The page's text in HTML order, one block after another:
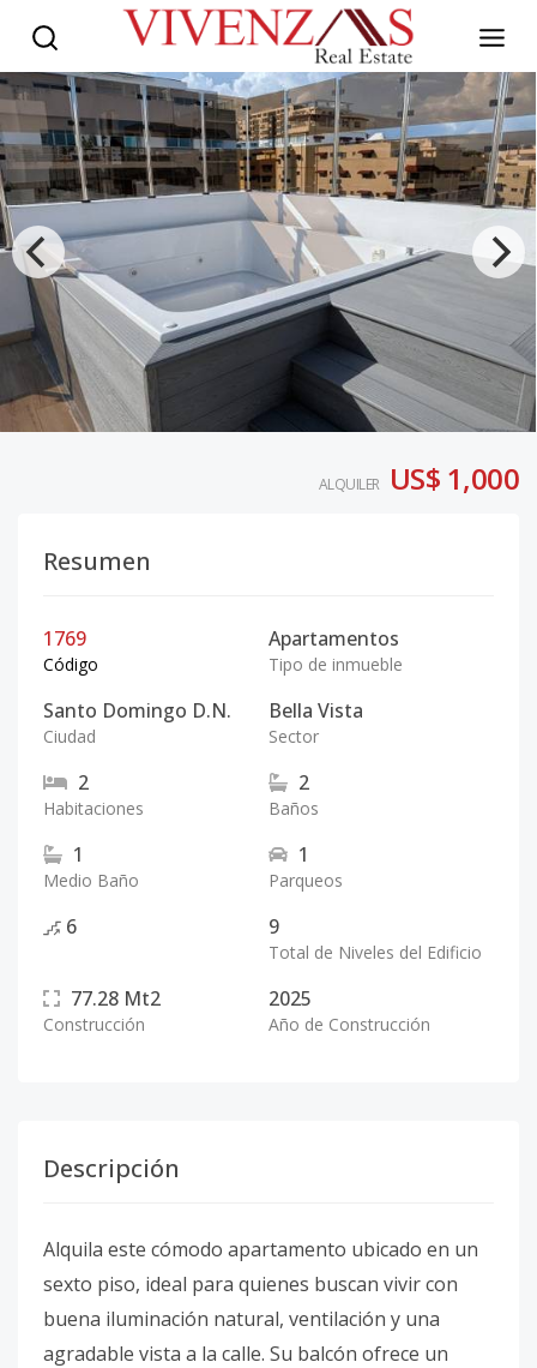
ALQUILER US$ 1,000
Resumen
1769
Código
Apartamentos
Tipo de inmueble
Santo Domingo D.N.
Ciudad
Bella Vista
Sector
2
Habitaciones
2
Baños
1
Medio Baño
1
Parqueos
6 9
Total de Niveles del Edificio
77.28 Mt2
Construcción
2025
Año de Construcción
Descripción
Alquila este cómodo apartamento ubicado en un
sexto piso, ideal para quienes buscan vivir con
buena iluminación natural, ventilación y una
agradable vista a la calle. Su balcón ofrece un